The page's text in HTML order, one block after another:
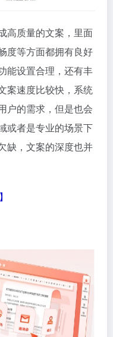
高质量的文案，里面
度等方面都拥有良好
能设置合理，还有丰
案速度比较快，系统
户的需求，但是也会
或者是专业的场景下
缺，文案的深度也并
】